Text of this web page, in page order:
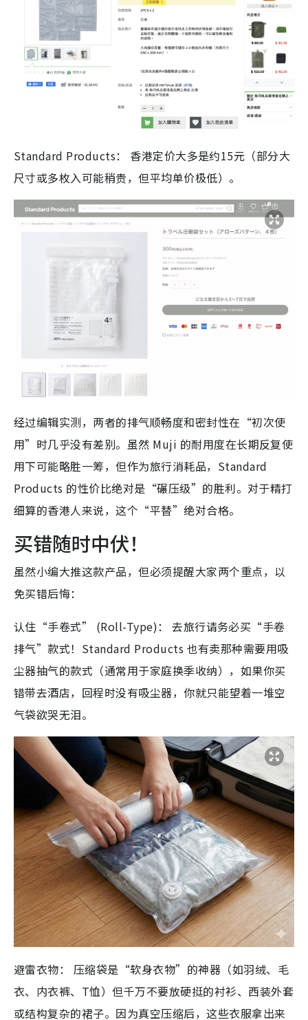
Standard Products： 香港定价大多是约15元 （部分大
尺寸或多枚入可能稍贵，但平均单价极低）。
经过编辑实测，两者的排气顺畅度和密封性在“初次使
用”时几乎没有差别。虽然 Muji 的耐用度在长期反复使
用下可能略胜一筹，但作为旅行消耗品，Standard
Products 的性价比绝对是“碾压级”的胜利。对于精打
细算的香港人来说，这个“平替”绝对合格。
买错随时中伏！
虽然小编大推这款产品，但必须提醒大家两个重点，以
免买错后悔：
认住“手卷式” (Roll-Type)：
去旅行请务必买“手卷
排气”款式！Standard Products 也有卖那种需要用吸
尘器抽气的款式（通常用于家庭换季收纳），如果你买
错带去酒店，回程时没有吸尘器，你就只能望着一堆空
气袋欲哭无泪。
避雷衣物：
压缩袋是“软身衣物”的神器（如羽绒、毛
衣、内衣裤、T恤）但千万不要放硬挺的衬衫、西装外套
或结构复杂的裙子。因为真空压缩后，这些衣服拿出来